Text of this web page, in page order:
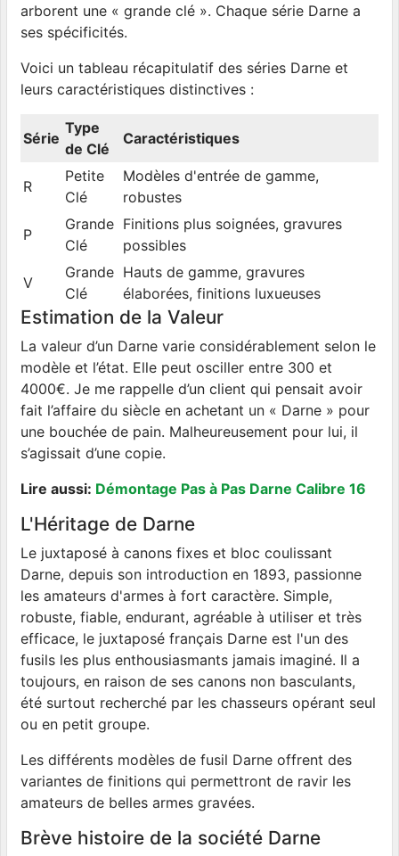
arborent une « grande clé ». Chaque série Darne a
ses spécificités.
Voici un tableau récapitulatif des séries Darne et
leurs caractéristiques distinctives :
Série
Type
de Clé
Caractéristiques
R
Petite
Clé
Modèles d'entrée de gamme,
robustes
P
Grande
Clé
Finitions plus soignées, gravures
possibles
V
Grande
Clé
Hauts de gamme, gravures
élaborées, finitions luxueuses
Estimation de la Valeur
La valeur d’un Darne varie considérablement selon le
modèle et l’état. Elle peut osciller entre 300 et
4000€. Je me rappelle d’un client qui pensait avoir
fait l’affaire du siècle en achetant un « Darne » pour
une bouchée de pain. Malheureusement pour lui, il
s’agissait d’une copie.
Lire aussi: Démontage Pas à Pas Darne Calibre 16
L'Héritage de Darne
Le juxtaposé à canons fixes et bloc coulissant
Darne, depuis son introduction en 1893, passionne
les amateurs d'armes à fort caractère. Simple,
robuste, fiable, endurant, agréable à utiliser et très
efficace, le juxtaposé français Darne est l'un des
fusils les plus enthousiasmants jamais imaginé. Il a
toujours, en raison de ses canons non basculants,
été surtout recherché par les chasseurs opérant seul
ou en petit groupe.
Les différents modèles de fusil Darne offrent des
variantes de finitions qui permettront de ravir les
amateurs de belles armes gravées.
Brève histoire de la société Darne